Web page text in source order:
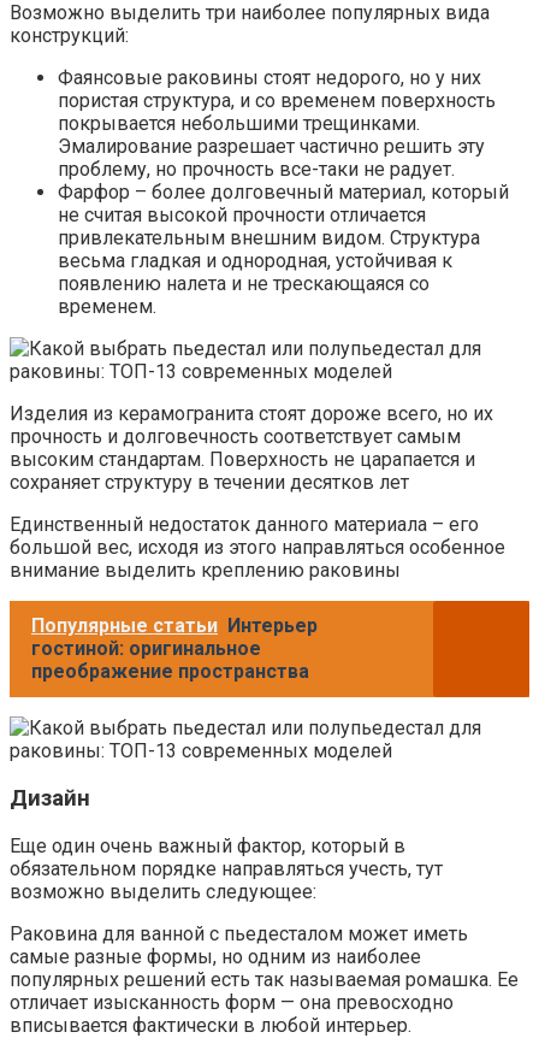
Возможно выделить три наиболее популярных вида
конструкций:
Фаянсовые раковины стоят недорого, но у них
пористая структура, и со временем поверхность
покрывается небольшими трещинками.
Эмалирование разрешает частично решить эту
проблему, но прочность все-таки не радует.
Фарфор – более долговечный материал, который
не считая высокой прочности отличается
привлекательным внешним видом. Структура
весьма гладкая и однородная, устойчивая к
появлению налета и не трескающаяся со
временем.
Изделия из керамогранита стоят дороже всего, но их
прочность и долговечность соответствует самым
высоким стандартам. Поверхность не царапается и
сохраняет структуру в течении десятков лет
Единственный недостаток данного материала – его
большой вес, исходя из этого направляться особенное
внимание выделить креплению раковины
Популярные статьи Интерьер
гостиной: оригинальное
преображение пространства
Дизайн
Еще один очень важный фактор, который в
обязательном порядке направляться учесть, тут
возможно выделить следующее:
Раковина для ванной с пьедесталом может иметь
самые разные формы, но одним из наиболее
популярных решений есть так называемая ромашка. Ее
отличает изысканность форм — она превосходно
вписывается фактически в любой интерьер.